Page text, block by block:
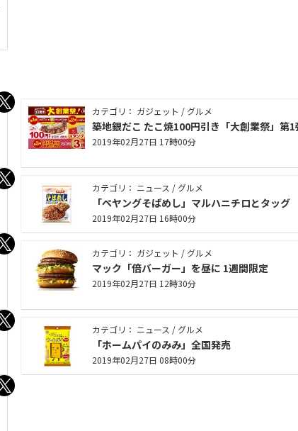
カテゴリ： ガジェット / グルメ
築地銀だこ たこ焼100円引き「大創業祭」第1
2019年02月27日 17時00分
カテゴリ： ニュース / グルメ
「ペヤングそばめし」マルハニチロとタッグ
2019年02月27日 16時00分
カテゴリ： ガジェット / グルメ
マック「倍バーガー」を昼に 1週間限定
2019年02月27日 12時30分
カテゴリ： ニュース / グルメ
「ホームパイのみみ」全国発売
2019年02月27日 08時00分